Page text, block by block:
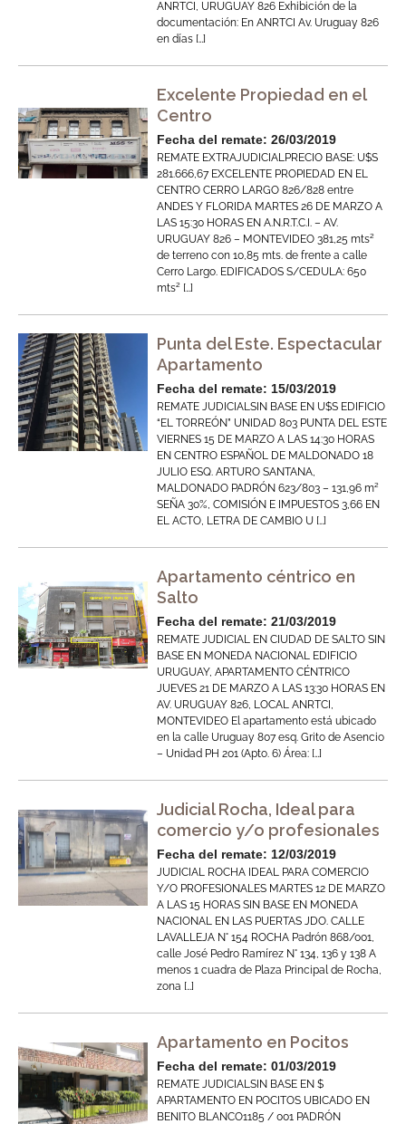
ANRTCI, URUGUAY 826 Exhibición de la
documentación: En ANRTCI Av. Uruguay 826
en días […]
Excelente Propiedad en el
Centro
Fecha del remate: 26/03/2019
REMATE EXTRAJUDICIALPRECIO BASE: U$S
281.666,67 EXCELENTE PROPIEDAD EN EL
CENTRO CERRO LARGO 826/828 entre
ANDES Y FLORIDA MARTES 26 DE MARZO A
LAS 15:30 HORAS EN A.N.R.T.C.I. – AV.
URUGUAY 826 – MONTEVIDEO 381,25 mts²
de terreno con 10,85 mts. de frente a calle
Cerro Largo. EDIFICADOS S/CEDULA: 650
mts² […]
Punta del Este. Espectacular
Apartamento
Fecha del remate: 15/03/2019
REMATE JUDICIALSIN BASE EN U$S EDIFICIO
“EL TORREÓN” UNIDAD 803 PUNTA DEL ESTE
VIERNES 15 DE MARZO A LAS 14:30 HORAS
EN CENTRO ESPAÑOL DE MALDONADO 18
JULIO ESQ. ARTURO SANTANA,
MALDONADO PADRÓN 623/803 – 131,96 m²
SEÑA 30%, COMISIÓN E IMPUESTOS 3,66 EN
EL ACTO, LETRA DE CAMBIO U […]
Apartamento céntrico en
Salto
Fecha del remate: 21/03/2019
REMATE JUDICIAL EN CIUDAD DE SALTO SIN
BASE EN MONEDA NACIONAL EDIFICIO
URUGUAY, APARTAMENTO CÉNTRICO
JUEVES 21 DE MARZO A LAS 13:30 HORAS EN
AV. URUGUAY 826, LOCAL ANRTCI,
MONTEVIDEO El apartamento está ubicado
en la calle Uruguay 807 esq. Grito de Asencio
– Unidad PH 201 (Apto. 6) Área: […]
Judicial Rocha, Ideal para
comercio y/o profesionales
Fecha del remate: 12/03/2019
JUDICIAL ROCHA IDEAL PARA COMERCIO
Y/O PROFESIONALES MARTES 12 DE MARZO
A LAS 15 HORAS SIN BASE EN MONEDA
NACIONAL EN LAS PUERTAS JDO. CALLE
LAVALLEJA N° 154 ROCHA Padrón 868/001,
calle José Pedro Ramírez N° 134, 136 y 138 A
menos 1 cuadra de Plaza Principal de Rocha,
zona […]
Apartamento en Pocitos
Fecha del remate: 01/03/2019
REMATE JUDICIALSIN BASE EN $
APARTAMENTO EN POCITOS UBICADO EN
BENITO BLANCO1185 / 001 PADRÓN